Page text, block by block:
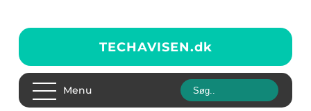
TECHAVISEN.dk
Menu